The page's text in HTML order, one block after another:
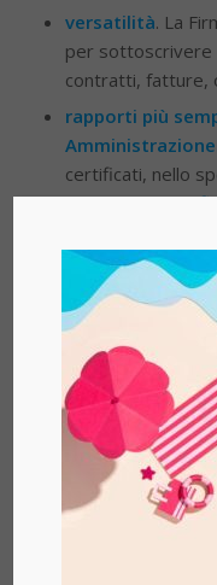
versatilità. La
per sottoscrivere
contratti, fatture,
rapporti più
certificati, nello
digitale e il
pubblici e di
dai siti internet
Condividi questo